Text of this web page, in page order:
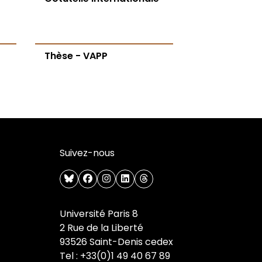
Thèse - VAPP
Suivez-nous
blueskyfacebook
instagram
linkedinthreads
Université Paris 8
2 Rue de la Liberté
93526 Saint-Denis cedex
Tel : +33(0)1 49 40 67 89